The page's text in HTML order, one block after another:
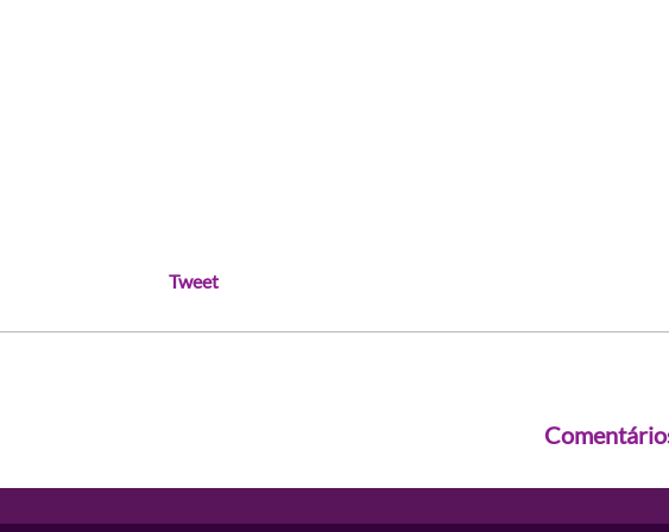
Tweet